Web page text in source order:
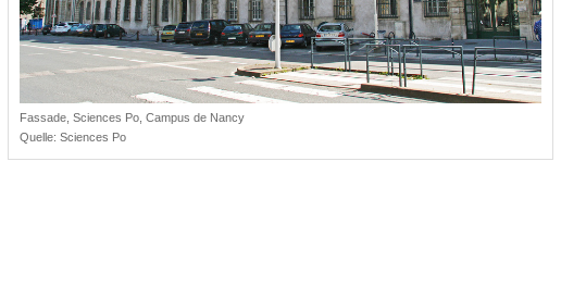
Fassade, Sciences Po, Campus de Nancy
Quelle: Sciences Po